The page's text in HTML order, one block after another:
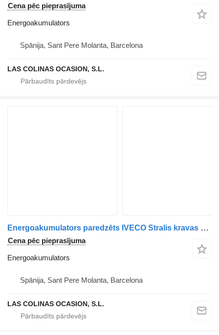
Cena pēc pieprasījuma
Energoakumulators
Spānija, Sant Pere Molanta, Barcelona
LAS COLINAS OCASION, S.L.
Energoakumulators paredzēts IVECO Stralis kravas automašīnas
Cena pēc pieprasījuma
Energoakumulators
Spānija, Sant Pere Molanta, Barcelona
LAS COLINAS OCASION, S.L.